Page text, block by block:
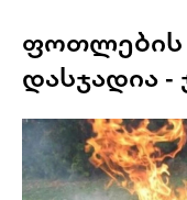
ფოთლების
დასჯადია -